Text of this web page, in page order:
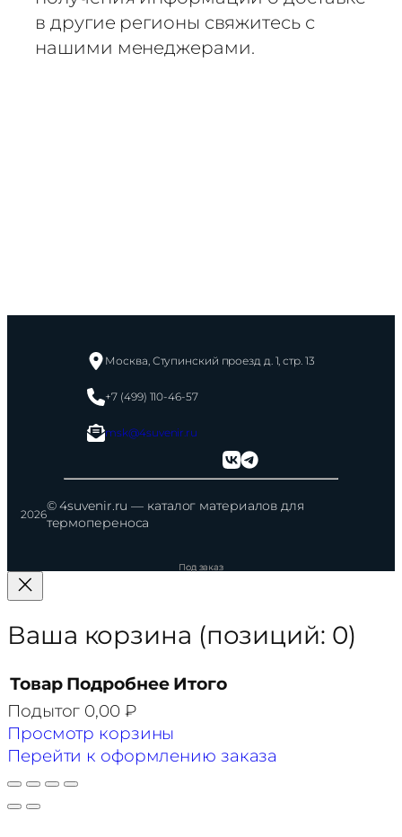
в другие регионы свяжитесь с
нашими менеджерами.
Москва, Ступинский проезд д. 1, стр. 13
+7 (499) 110-46-57
msk@4suvenir.ru
2026
© 4suvenir.ru — каталог материалов для
термопереноса
Ваша корзина (позиций: 0)
Товары
в
корзине
Товар Подробнее Итого
Подытог 0,00 ₽
Просмотр корзины
Перейти к оформлению заказа